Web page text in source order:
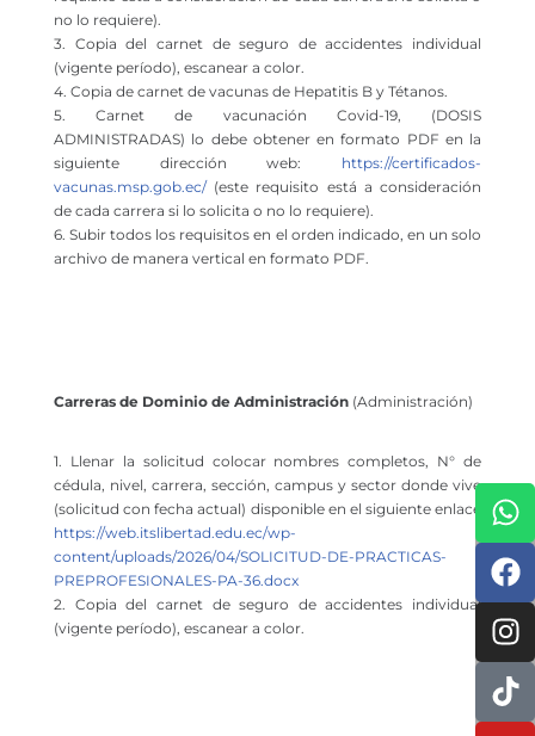
no lo requiere).
3. Copia del carnet de seguro de accidentes individual
(vigente período), escanear a color.
4. Copia de carnet de vacunas de Hepatitis B y Tétanos.
5. Carnet de vacunación Covid-19, (DOSIS
ADMINISTRADAS) lo debe obtener en formato PDF en la
siguiente dirección web: https://certificados-
vacunas.msp.gob.ec/ (este requisito está a consideración
de cada carrera si lo solicita o no lo requiere).
6. Subir todos los requisitos en el orden indicado, en un solo
archivo de manera vertical en formato PDF.
‍Carreras de Dominio de Administración (Administración)
1. Llenar la solicitud colocar nombres completos, N° de
cédula, nivel, carrera, sección, campus y sector donde vive
(solicitud con fecha actual) disponible en el siguiente enlace
https://web.itslibertad.edu.ec/wp-
content/uploads/2026/04/SOLICITUD-DE-PRACTICAS-
PREPROFESIONALES-PA-36.docx
2. Copia del carnet de seguro de accidentes individual
(vigente período), escanear a color.